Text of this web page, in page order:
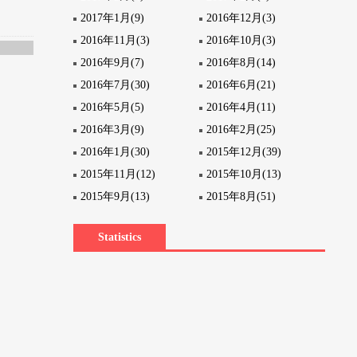
2017年1月(9)
2016年12月(3)
2016年11月(3)
2016年10月(3)
2016年9月(7)
2016年8月(14)
2016年7月(30)
2016年6月(21)
2016年5月(5)
2016年4月(11)
2016年3月(9)
2016年2月(25)
2016年1月(30)
2015年12月(39)
2015年11月(12)
2015年10月(13)
2015年9月(13)
2015年8月(51)
Statistics